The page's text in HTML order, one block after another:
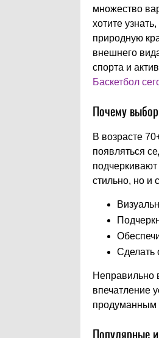
множество
хотите
природную
внешнего
спорта и
Баскетбол
Почему
В возрасте
появляться
стильно, но и
Сделать
Неправильно
впечатление
продуманным
Популярные